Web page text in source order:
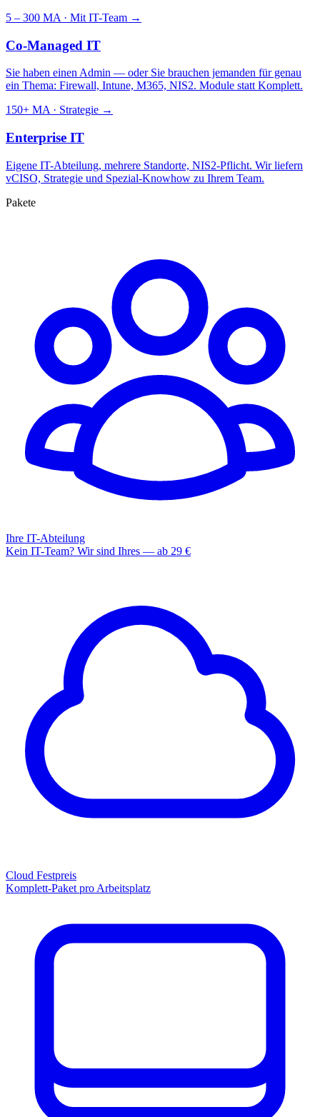
5 – 300 MA · Mit IT-Team →
Co-Managed IT
Sie haben einen Admin — oder Sie brauchen jemanden für genau
ein Thema: Firewall, Intune, M365, NIS2. Module statt Komplett.
150+ MA · Strategie →
Enterprise IT
Eigene IT-Abteilung, mehrere Standorte, NIS2-Pflicht. Wir liefern
vCISO, Strategie und Spezial-Knowhow zu Ihrem Team.
Pakete
Ihre IT-Abteilung
Kein IT-Team? Wir sind Ihres — ab 29 €
Cloud Festpreis
Komplett-Paket pro Arbeitsplatz